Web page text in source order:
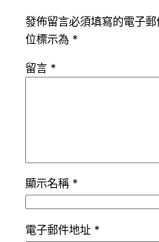
發佈留言必須填寫的電子郵
位標示為 *
留言 *
顯示名稱 *
電子郵件地址 *